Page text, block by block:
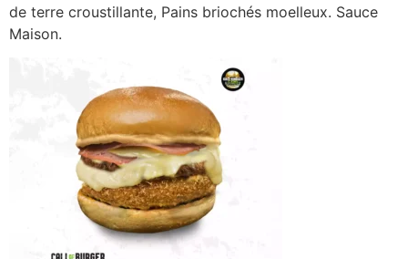
de terre croustillante, Pains briochés moelleux. Sauce
Maison.